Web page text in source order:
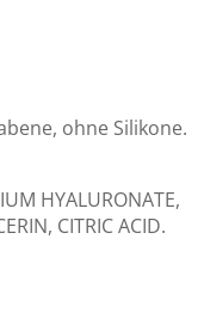
ohne Silikone.
HYALURONATE,
CITRIC ACID.